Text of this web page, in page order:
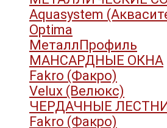
Aquasystem
Optima
МеталлПрофиль
МАНСАРДНЫЕ ОКНА
Fakro (Факро)
Velux (Велюкс)
ЧЕРДАЧНЫЕ
Fakro (Факро)